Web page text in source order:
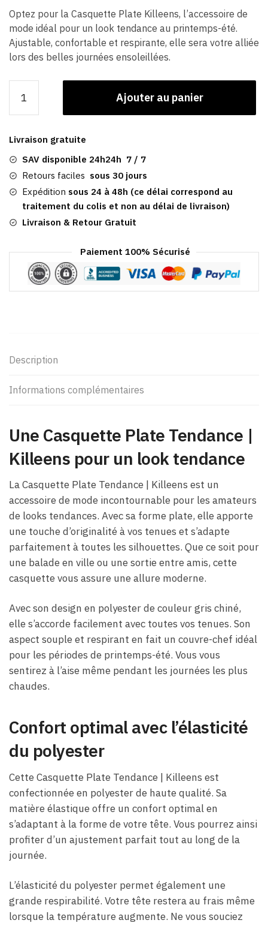
Optez pour la Casquette Plate Killeens, l’accessoire de
mode idéal pour un look tendance au printemps-été.
Ajustable, confortable et respirante, elle sera votre alliée
lors des belles journées ensoleillées.
Casquette
Tendance
|
Killeens
Ajouter au panier
Livraison gratuite
SAV disponible 24h24h 7 / 7
Retours faciles sous 30 jours
Expédition sous 24 à 48h (ce délai correspond au
traitement du colis et non au délai de livraison)
Livraison & Retour Gratuit
Paiement 100% Sécurisé
Description
Informations complémentaires
Une Casquette Plate Tendance |
Killeens pour un look tendance
La Casquette Plate Tendance | Killeens est un
accessoire de mode incontournable pour les amateurs
de looks tendances. Avec sa forme plate, elle apporte
une touche d’originalité à vos tenues et s’adapte
parfaitement à toutes les silhouettes. Que ce soit pour
une balade en ville ou une sortie entre amis, cette
casquette vous assure une allure moderne.
Avec son design en polyester de couleur gris chiné,
elle s’accorde facilement avec toutes vos tenues. Son
aspect souple et respirant en fait un couvre-chef idéal
pour les périodes de printemps-été. Vous vous
sentirez à l’aise même pendant les journées les plus
chaudes.
Confort optimal avec l’élasticité
du polyester
Cette Casquette Plate Tendance | Killeens est
confectionnée en polyester de haute qualité. Sa
matière élastique offre un confort optimal en
s’adaptant à la forme de votre tête. Vous pourrez ainsi
profiter d’un ajustement parfait tout au long de la
journée.
L’élasticité du polyester permet également une
grande respirabilité. Votre tête restera au frais même
lorsque la température augmente. Ne vous souciez